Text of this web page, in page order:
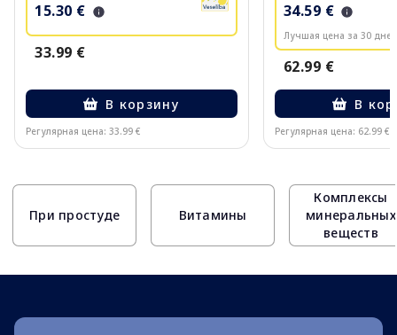
15.30 €
33.99 €
В корзину
Регулярная цена: 33.99 €
34.59 €
Лучшая цена за 30
62.99 €
В
Регулярная цена: 62.99 €
При простуде Витамины
Комплексы
минеральных
веществ